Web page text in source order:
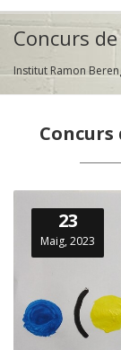
Concurs
Institut Ramon
23
Maig, 2023